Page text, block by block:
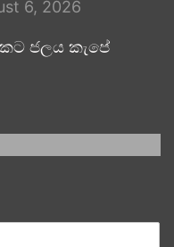
6, 2026
ජලය කැපේ